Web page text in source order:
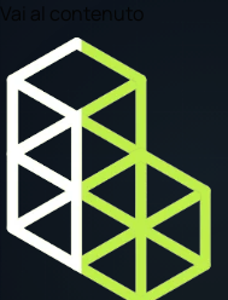
Vai al contenuto